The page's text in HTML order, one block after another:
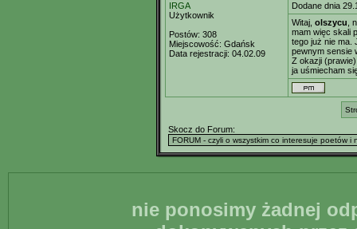
IRGA
Użytkownik
Postów: 308
Miejscowość: Gdańsk
Data rejestracji: 04.02.09
Dodane dnia
Witaj, olszycu ,
mam więc skali
tego już nie ma.
pewnym sensie
Z okazji
ja uśmiecham
Skocz do Forum:
nie ponosimy żadnej